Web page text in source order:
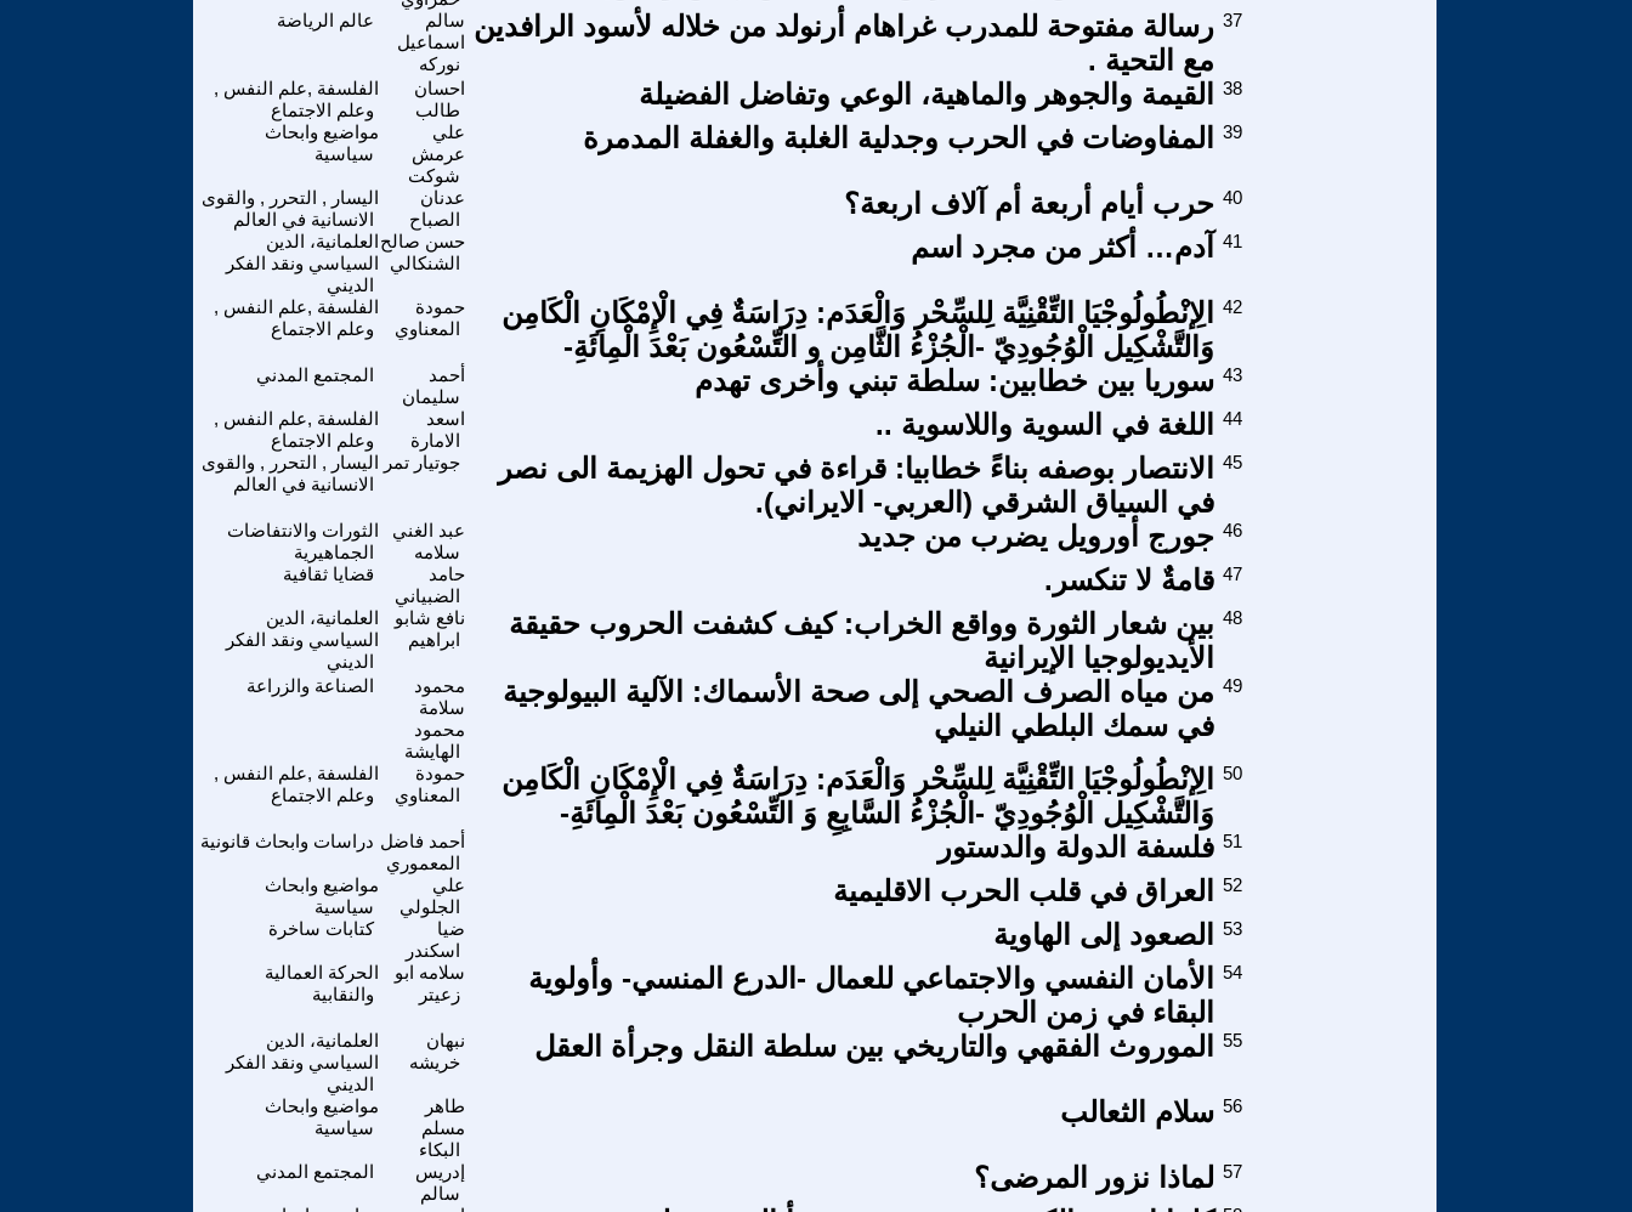
عالم الرياضة
سالم
اسماعيل
نوركه
رسالة مفتوحة للمدرب غراهام أرنولد من خلاله لأسود الرافدين
مع التحية .
37
الفلسفة ,علم النفس ,
وعلم الاجتماع
احسان
طالب
القيمة والجوهر والماهية، الوعي وتفاضل الفضيلة 38
مواضيع وابحاث
سياسية
علي
عرمش
شوكت
المفاوضات في الحرب وجدلية الغلبة والغفلة المدمرة 39
اليسار , التحرر , والقوى
الانسانية في العالم
عدنان
الصباح
حرب أيام أربعة أم آلاف اربعة؟ 40
العلمانية، الدين
السياسي ونقد الفكر
الديني
حسن صالح
الشنكالي
آدم… أكثر من مجرد اسم 41
الفلسفة ,علم النفس ,
وعلم الاجتماع
حمودة
المعناوي
الِإنْطُولُوجْيَا التِّقْنِيَّة لِلسِّحْر وَالْعَدَم: دِرَاسَةٌ فِي الْإِمْكَانِ الْكَامِن
وَالتَّشْكِيل الْوُجُودِيّ -الْجُزْءُ الثَّامِن و التِّسْعُون بَعْدَ الْمِائَةِ-
42
المجتمع المدني
أحمد
سليمان
سوريا بين خطابين: سلطة تبني وأخرى تهدم 43
الفلسفة ,علم النفس ,
وعلم الاجتماع
اسعد
الامارة
اللغة في السوية واللاسوية .. 44
اليسار , التحرر , والقوى
الانسانية في العالم
جوتيار تمر
الانتصار بوصفه بناءً خطابيا: قراءة في تحول الهزيمة الى نصر
في السياق الشرقي (العربي- الايراني).
45
الثورات والانتفاضات
الجماهيرية
عبد الغني
سلامه
جورج أورويل يضرب من جديد 46
قضايا ثقافية
حامد
الضبياني
قامةٌ لا تنكسر. 47
العلمانية، الدين
السياسي ونقد الفكر
الديني
نافع شابو
ابراهيم
بين شعار الثورة وواقع الخراب: كيف كشفت الحروب حقيقة
الأيديولوجيا الإيرانية
48
الصناعة والزراعة
محمود
سلامة
محمود
الهايشة
من مياه الصرف الصحي إلى صحة الأسماك: الآلية البيولوجية
في سمك البلطي النيلي
49
الفلسفة ,علم النفس ,
وعلم الاجتماع
حمودة
المعناوي
الِإنْطُولُوجْيَا التِّقْنِيَّة لِلسِّحْر وَالْعَدَم: دِرَاسَةٌ فِي الْإِمْكَانِ الْكَامِن
وَالتَّشْكِيل الْوُجُودِيّ -الْجُزْءُ السَّابِعِ وَ التِّسْعُون بَعْدَ الْمِائَةِ-
50
دراسات وابحاث قانونية أحمد فاضل
المعموري
فلسفة الدولة والدستور 51
مواضيع وابحاث
سياسية
علي
الجلولي
العراق في قلب الحرب الاقليمية 52
كتابات ساخرة
ضيا
اسكندر
الصعود إلى الهاوية 53
الحركة العمالية
والنقابية
سلامه ابو
زعيتر
الأمان النفسي والاجتماعي للعمال -الدرع المنسي- وأولوية
البقاء في زمن الحرب
54
العلمانية، الدين
السياسي ونقد الفكر
الديني
نبهان
خريشه
الموروث الفقهي والتاريخي بين سلطة النقل وجرأة العقل 55
مواضيع وابحاث
سياسية
طاهر
مسلم
البكاء
سلام الثعالب 56
المجتمع المدني
إدريس
سالم
لماذا نزور المرضى؟ 57